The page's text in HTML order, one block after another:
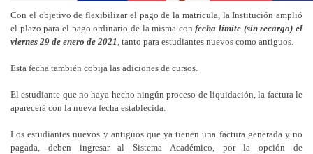
Con el objetivo de flexibilizar el pago de la matrícula, la Institución amplió
el plazo para el pago ordinario de la misma con fecha límite (sin recargo) el
viernes 29 de enero de 2021 , tanto para estudiantes nuevos como antiguos.
Esta fecha también cobija las adiciones de cursos.
El estudiante que no haya hecho ningún proceso de liquidación, la factura le
aparecerá con la nueva fecha establecida.
Los estudiantes nuevos y antiguos que ya tienen una factura generada y no
pagada, deben ingresar al Sistema Académico, por la opción de